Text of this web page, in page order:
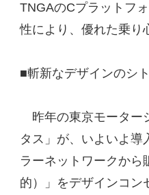
TNGAのCプラットフ
性により、優れた乗り
■斬新なデザインのシ
昨年の東京モーター
タス」が、いよいよ導
ラーネットワークから
的）」をデザインコン